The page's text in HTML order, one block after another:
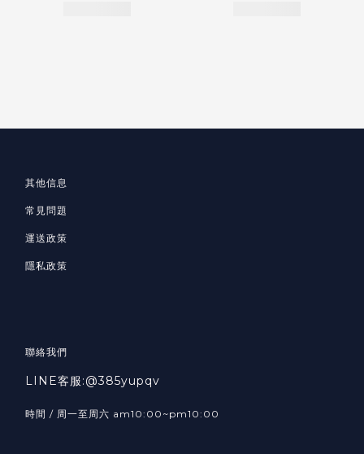
其他信息
常見問題
運送政策
隱私政策
聯絡我們
LINE客服:@385yupqv
時間 / 周一至周六 am10:00~pm10:00